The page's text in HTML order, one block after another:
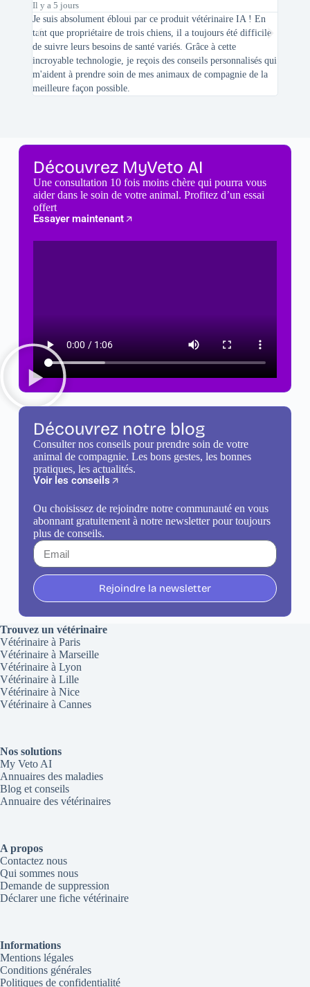
Il y a 5 jours
Je suis absolument ébloui par ce produit vétérinaire IA ! En
tant que propriétaire de trois chiens, il a toujours été difficile
de suivre leurs besoins de santé variés. Grâce à cette
incroyable technologie, je reçois des conseils personnalisés qui
m'aident à prendre soin de mes animaux de compagnie de la
meilleure façon possible.
Découvrez MyVeto AI
Une consultation 10 fois moins chère qui pourra vous
aider dans le soin de votre animal. Profitez d’un essai
offert
Essayer maintenant
Découvrez notre blog
Consulter nos conseils pour prendre soin de votre
animal de compagnie. Les bons gestes, les bonnes
pratiques, les actualités.
Voir les conseils
Ou choisissez de rejoindre notre communauté en vous
abonnant gratuitement à notre newsletter pour toujours
plus de conseils.
Rejoindre la newsletter
Trouvez un vétérinaire
Vétérinaire à Paris
Vétérinaire à Marseille
Vétérinaire à Lyon
Vétérinaire à Lille
Vétérinaire à Nice
Vétérinaire à Cannes
Nos solutions
My Veto AI
Annuaires des maladies
Blog et conseils
Annuaire des vétérinaires
A propos
Contactez nous
Qui sommes nous
Demande de suppression
Déclarer une fiche vétérinaire
Informations
Mentions légales
Conditions générales
Politiques de confidentialité